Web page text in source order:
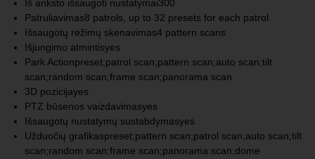
Iš anksto išsaugoti nustatymai300
Patruliavimas8 patrols, up to 32 presets for each patrol
Išsaugotų rėžimų skenavimas4 pattern scans
Išjungimo atmintisyes
Park Actionpreset;patrol scan;pattern scan;auto scan;tilt
scan;random scan;frame scan;panorama scan
3D pozicijayes
PTZ būsenos vaizdavimasyes
Išsaugotų nustatymų sustabdymasyes
Užduočių grafikaspreset;pattern scan;patrol scan;auto scan;tilt
scan;random scan;frame scan;panorama scan;dome